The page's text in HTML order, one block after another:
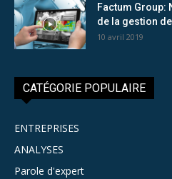
Factum Group:
de la gestion
10 avril 2019
CATÉGORIE POPULAIRE
ENTREPRISES
ANALYSES
Parole d'expert